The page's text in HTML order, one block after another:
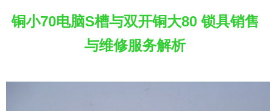
铜小70电脑S槽与双开铜大80 锁具销售
与维修服务解析